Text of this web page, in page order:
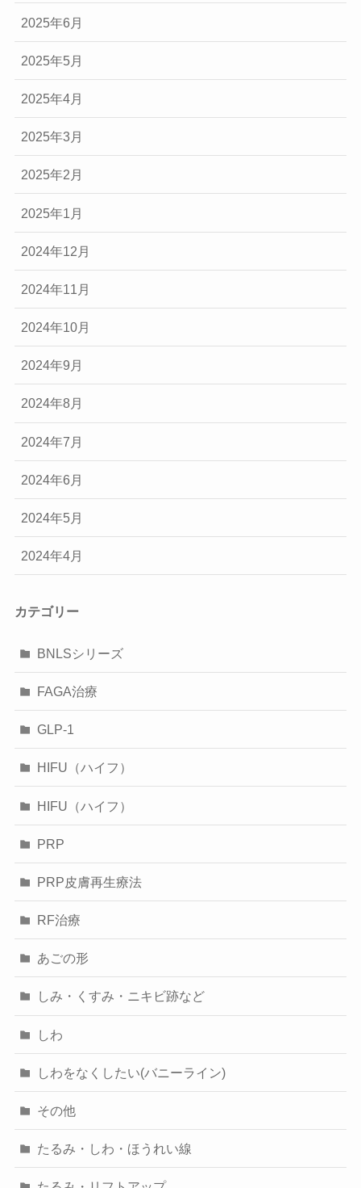
2025年6月
2025年5月
2025年4月
2025年3月
2025年2月
2025年1月
2024年12月
2024年11月
2024年10月
2024年9月
2024年8月
2024年7月
2024年6月
2024年5月
2024年4月
カテゴリー
BNLSシリーズ
FAGA治療
GLP-1
HIFU（ハイフ）
HIFU（ハイフ）
PRP
PRP皮膚再生療法
RF治療
あごの形
しみ・くすみ・ニキビ跡など
しわ
しわをなくしたい(バニーライン)
その他
たるみ・しわ・ほうれい線